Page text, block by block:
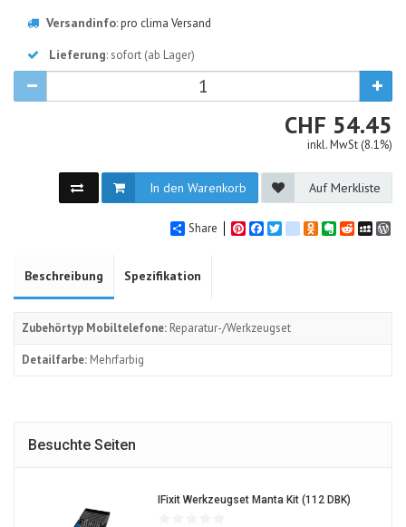
Versandinfo:pro clima Versand
Lieferung: sofort (ab Lager)
CHF CHF
54.45
inkl. MwSt (8.1%)
In den Warenkorb Auf Merkliste
Share PinterestFacebook
Twittergoogle_bookmarks
Odnoklassniki
Evernote
Reddit
Beschreibung Spezifikation
Zubehörtyp Mobiltelefone: Reparatur-/Werkzeugset
Detailfarbe: Mehrfarbig
Besuchte Seiten
IFixit Werkzeugset Manta Kit (112 DBK)